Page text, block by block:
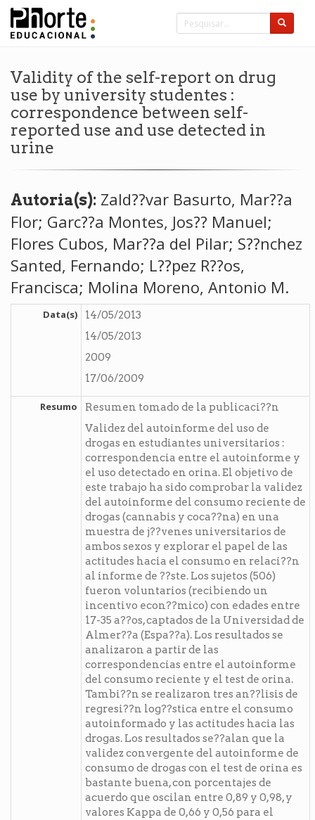
Validity of the self-report on drug
use by university studentes :
correspondence between self-
reported use and use detected in
urine
Autoria(s): Zald??var Basurto, Mar??a
Flor; Garc??a Montes, Jos?? Manuel;
Flores Cubos, Mar??a del Pilar; S??nchez
Santed, Fernando; L??pez R??os,
Francisca; Molina Moreno, Antonio M.
Data(s)
14/05/2013
14/05/2013
2009
17/06/2009
Resumo
Resumen tomado de la publicaci??n
Validez del autoinforme del uso de
drogas en estudiantes universitarios :
correspondencia entre el autoinforme y
el uso detectado en orina. El objetivo de
este trabajo ha sido comprobar la validez
del autoinforme del consumo reciente de
drogas (cannabis y coca??na) en una
muestra de j??venes universitarios de
ambos sexos y explorar el papel de las
actitudes hacia el consumo en relaci??n
al informe de ??ste. Los sujetos (506)
fueron voluntarios (recibiendo un
incentivo econ??mico) con edades entre
17-35 a??os, captados de la Universidad de
Almer??a (Espa??a). Los resultados se
analizaron a partir de las
correspondencias entre el autoinforme
del consumo reciente y el test de orina.
Tambi??n se realizaron tres an??lisis de
regresi??n log??stica entre el consumo
autoinformado y las actitudes hacia las
drogas. Los resultados se??alan que la
validez convergente del autoinforme de
consumo de drogas con el test de orina es
bastante buena, con porcentajes de
acuerdo que oscilan entre 0,89 y 0,98, y
valores Kappa de 0,66 y 0,56 para el